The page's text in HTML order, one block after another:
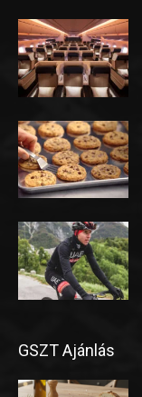
GSZT Ajánlás